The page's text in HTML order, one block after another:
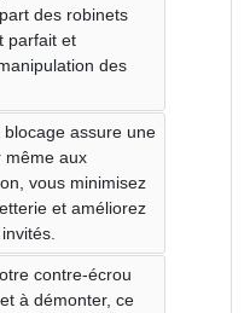
des robinets
parfait et
des
assure une
même aux
vous minimisez
et améliorez
contre-écrou
à démonter, ce